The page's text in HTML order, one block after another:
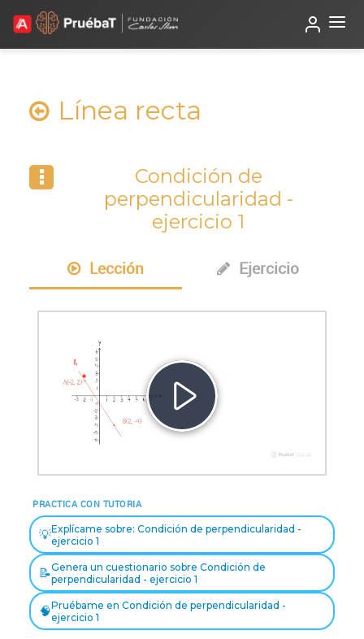
Línea recta
Condición de
perpendicularidad -
ejercicio 1
Lección Ejercicio
Reproducir
PRACTICA CON TUTORIA
💡Explícame sobre: Condición de perpendicularidad -
ejercicio 1
📝Genera un cuestionario sobre Condición de
perpendicularidad - ejercicio 1
🧠Pruébame en Condición de perpendicularidad -
ejercicio 1
TutorIABeta